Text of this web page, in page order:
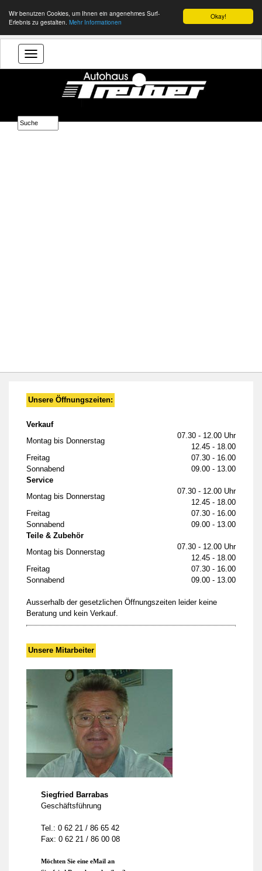
Okay!
Wir benutzen Cookies, um Ihnen ein angenehmes Surf-
Erlebnis zu gestalten. Mehr Informationen
Unsere Öffnungszeiten:
Verkauf
Montag bis Donnerstag
07.30 - 12.00 Uhr
12.45 - 18.00
Freitag
07.30 - 16.00
Sonnabend
09.00 - 13.00
Service
Montag bis Donnerstag
07.30 - 12.00 Uhr
12.45 - 18.00
Freitag
07.30 - 16.00
Sonnabend
09.00 - 13.00
Teile & Zubehör
Montag bis Donnerstag
07.30 - 12.00 Uhr
12.45 - 18.00
Freitag
07.30 - 16.00
Sonnabend
09.00 - 13.00
Ausserhalb der gesetzlichen Öffnungszeiten leider keine
Beratung und kein Verkauf.
Unsere Mitarbeiter
Siegfried Barrabas
Geschäftsführung
Tel.: 0 62 21 / 86 65 42
Fax: 0 62 21 / 86 00 08
Möchten Sie eine eMail an